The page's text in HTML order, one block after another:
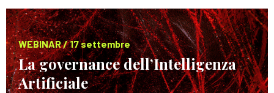
WEBINAR / 17 settembre
La governance dell’Intelligenza
Artificiale